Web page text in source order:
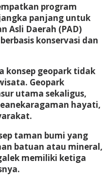
program
panjang untuk
Asli Daerah (PAD)
konservasi dan
konsep geopark tidak
Geopark
utama sekaligus,
hayati,
taman bumi yang
batuan atau mineral,
memiliki ketiga